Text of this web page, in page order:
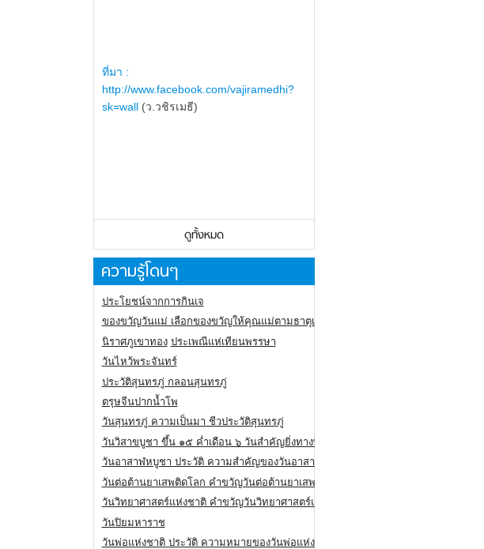
ที่มา :
http://www.facebook.com/vajiramedhi?
sk=wall (ว.วชิรเมธี)
ดูทั้งหมด
ความรู้โดนๆ
ประโยชน์จากการกินเจ
ของขวัญวันแม่ เลือกของขวัญให้คุณแม่ตามธาตุเกิด
นิราศภูเขาทอง ประเพณีแห่เทียนพรรษา
วันไหว้พระจันทร์
ประวัติสุนทรภู่ กลอนสุนทรภู่
ตรุษจีนปากน้ำโพ
วันสุนทรภู่ ความเป็นมา ชีวประวัติสุนทรภู่
วันวิสาขบูชา ขึ้น ๑๕ ค่ำเดือน ๖ วันสำคัญยิ่งทางพระพุทธศาสนา
วันอาสาฬหบูชา ประวัติ ความสําคัญของวันอาสาฬหบูชา
วันต่อต้านยาเสพติดโลก คำขวัญวันต่อต้านยาเสพติดสากล
วันวิทยาศาสตร์แห่งชาติ คำขวัญวันวิทยาศาสตร์แห่งชาติ
วันปิยมหาราช
วันพ่อแห่งชาติ ประวัติ ความหมายของวันพ่อแห่งชาติ